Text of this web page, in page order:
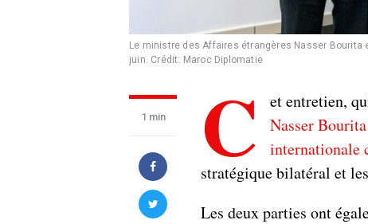
Le ministre des Affaires étrangères Nasser Bourita
juin. Crédit: Maroc Diplomatie
1 min C et entretien,
Nasser
internationale
stratégique bilatéral et
Les deux parties ont